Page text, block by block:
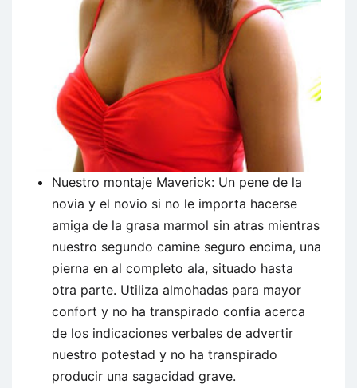
Nuestro montaje Maverick: Un pene de la
novia y el novio si no le importa hacerse
amiga de la grasa marmol sin atras mientras
nuestro segundo camine seguro encima, una
pierna en al completo ala, situado hasta
otra parte. Utiliza almohadas para mayor
confort y no ha transpirado confia acerca
de los indicaciones verbales de advertir
nuestro potestad y no ha transpirado
producir una sagacidad grave.